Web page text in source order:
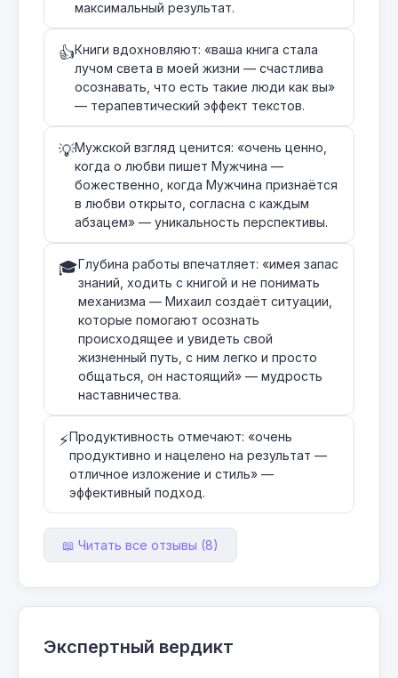
максимальный результат.
👍Книги вдохновляют: «ваша книга стала
лучом света в моей жизни — счастлива
осознавать, что есть такие люди как вы»
— терапевтический эффект текстов.
💡Мужской взгляд ценится: «очень ценно,
когда о любви пишет Мужчина —
божественно, когда Мужчина признаётся
в любви открыто, согласна с каждым
абзацем» — уникальность перспективы.
🎓Глубина работы впечатляет: «имея запас
знаний, ходить с книгой и не понимать
механизма — Михаил создаёт ситуации,
которые помогают осознать
происходящее и увидеть свой
жизненный путь, с ним легко и просто
общаться, он настоящий» — мудрость
наставничества.
⚡Продуктивность отмечают: «очень
продуктивно и нацелено на результат —
отличное изложение и стиль» —
эффективный подход.
📖 Читать все отзывы (8)
Экспертный вердикт